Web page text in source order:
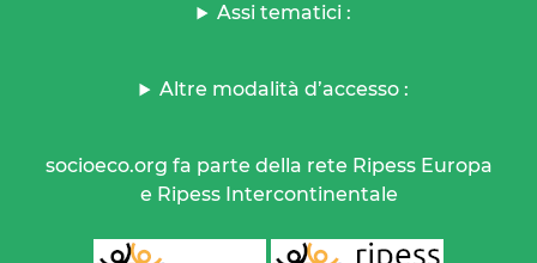
Assi tematici :
Altre modalità d’accesso :
socioeco.org fa parte della rete Ripess Europa
e Ripess Intercontinentale